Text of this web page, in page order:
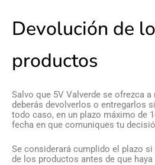
Devolución de
productos
Salvo que 5V Valverde se ofrezca
deberás devolverlos o entregarlos
todo caso, en un plazo máximo de
fecha en que comuniques tu
Se considerará cumplido el plazo
de los productos antes de que